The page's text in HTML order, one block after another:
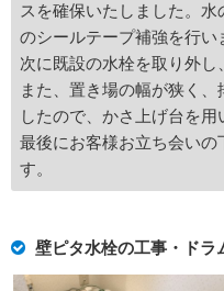
スを確保いたしました。
のシールテープ補強を行い
次に既設の水栓を取り外し
また、置き場の幅が狭く
したので、かさ上げ台を用
最後にお客様お立ち会い
す。
壁ピタ水栓の工事・ドラ